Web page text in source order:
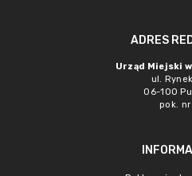
ADRES
Urząd Miejski
ul.
06-100
pok. nr